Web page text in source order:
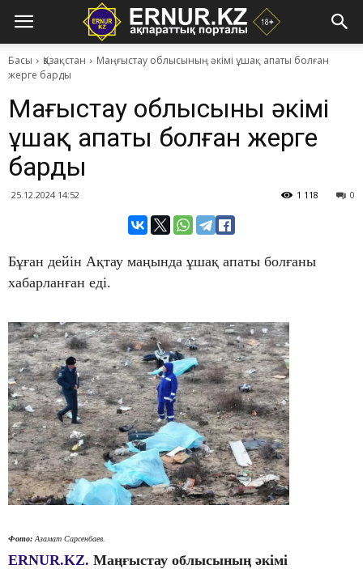
Басы Қазақстан
Маңғыстау облысының әкімі ұшақ апаты болған
жерге барды
Маңғыстау облысының әкімі
ұшақ апаты болған жерге
барды
25.12.2024 14:52 0
1 118
Бұған дейін Ақтау маңында ұшақ апаты болғаны
хабарланған еді.
Фото:Азамат Сарсенбаев.
ERNUR.KZ. Маңғыстау облысының әкімі